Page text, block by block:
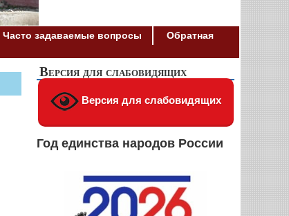
Часто задаваемые вопросы
Обратная
Версия для слабовидящих
Версия для слабовидящих
Год единства народов России